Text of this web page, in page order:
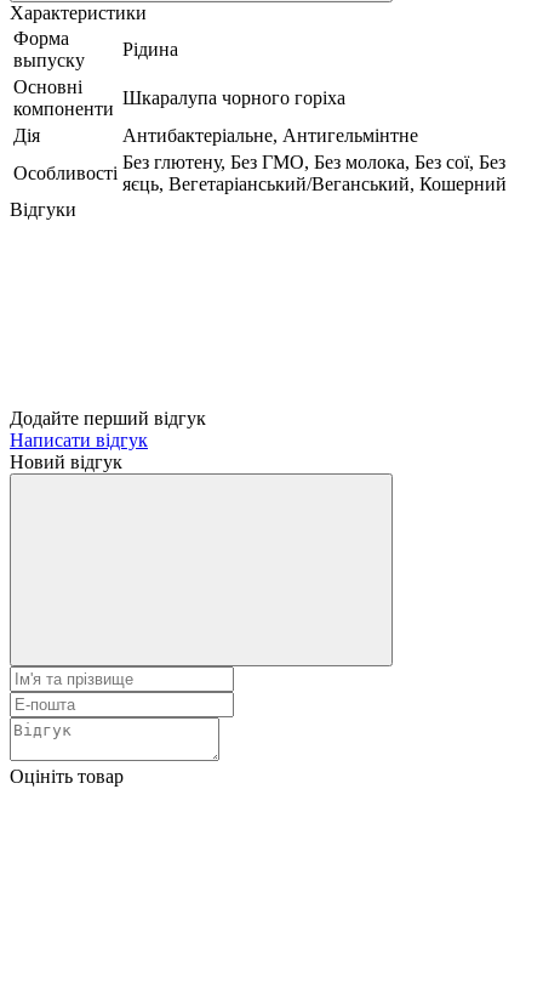
Характеристики
Форма
выпуску
Рідина
Основні
компоненти
Шкаралупа чорного горіха
Дія
Антибактеріальне, Антигельмінтне
Особливості
Без глютену, Без ГМО, Без молока, Без сої, Без
яєць, Вегетаріанський/Веганський, Кошерний
Відгуки
Додайте перший відгук
Написати відгук
Новий відгук
Оцініть товар